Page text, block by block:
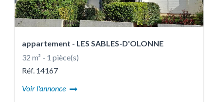
appartement - LES SABLES-D'OLONNE
32 m² - 1 pièce(s)
Réf. 14167
Voir l'annonce